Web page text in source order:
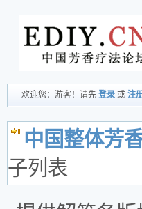
欢迎您：游客！请先 登录 或 注
中国整体芳
子列表